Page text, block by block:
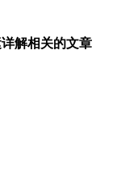
解相关的文章